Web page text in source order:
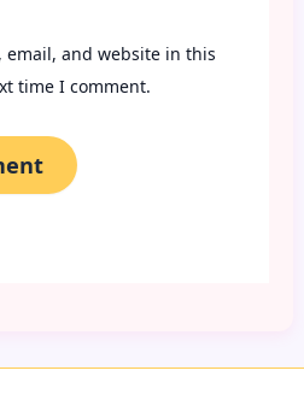
email, and website in this
time I comment.